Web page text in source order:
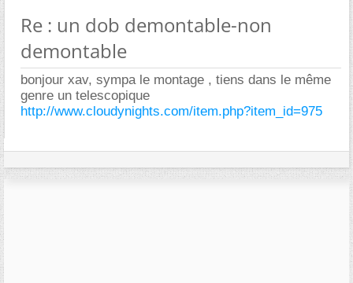
Re : un dob demontable-non
demontable
bonjour xav, sympa le montage , tiens dans le même
genre un telescopique
http://www.cloudynights.com/item.php?item_id=975